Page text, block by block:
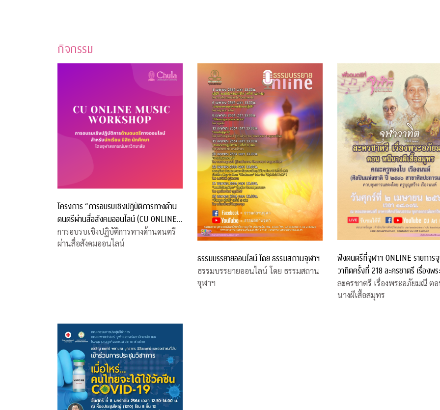
กิจกรรม
โครงการ “การอบรบเชิงปฏิบัติการทางด้าน
ดนตรีผ่านสื่อสังคมออนไลน์ (CU ONLINE
MUSIC WORKSHOP)”
การอบรบเชิงปฏิบัติการทางด้านดนตรี
ผ่านสื่อสังคมออนไลน์
ธรรมบรรยายออนไลน์ โดย ธรรมสถานจุฬาฯ
ธรรมบรรยายออนไลน์ โดย ธรรมสถาน
จุฬาฯ
ฟังดนตรีที่จุฬาฯ ONLINE รายการ
วาทิตครั้งที่ 218 ละครชาตรี เรื่องพ
มณี ตอน หนีนางผีเสื้อสมุทร
ละครชาตรี เรื่องพระอภัยมณี ต
นางผีเสื้อสมุทร